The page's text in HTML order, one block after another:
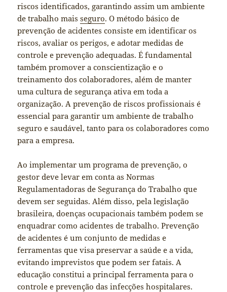
riscos identificados, garantindo assim um ambiente
de trabalho maisseguro. O método básico de
prevenção de acidentes consiste em identificar os
riscos, avaliar os perigos, e adotar medidas de
controle e prevenção adequadas. É fundamental
também promover a conscientização e o
treinamento dos colaboradores, além de manter
uma cultura de segurança ativa em toda a
organização. A prevenção de riscos profissionais é
essencial para garantir um ambiente de trabalho
seguro e saudável, tanto para os colaboradores como
para a empresa.
Ao implementar um programa de prevenção, o
gestor deve levar em conta as Normas
Regulamentadoras de Segurança do Trabalho que
devem ser seguidas. Além disso, pela legislação
brasileira, doenças ocupacionais também podem se
enquadrar como acidentes de trabalho. Prevenção
de acidentes é um conjunto de medidas e
ferramentas que visa preservar a saúde e a vida,
evitando imprevistos que podem ser fatais. A
educação constitui a principal ferramenta para o
controle e prevenção das infecções hospitalares.